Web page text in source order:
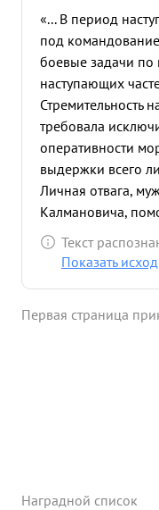
«... В период
под
боевые задачи
наступающих
Стремительность
требовала
оперативности
выдержки всего
Личная отвага,
Калмановича,
те боевые
поставлены. в
выполнять боевые
Текст
Показать
Первая страница
Наградной список